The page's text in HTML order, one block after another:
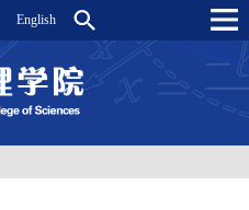
English